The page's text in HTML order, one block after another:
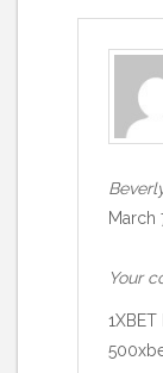
March
Your